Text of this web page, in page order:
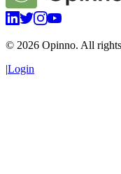
© 2026 Opinno. All
|Login